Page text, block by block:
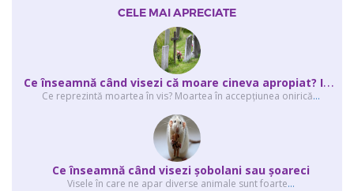
CELE MAI APRECIATE
C
e înseamnă când visezi că moare cineva apropiat? Interpretarea visului în ...
Ce reprezintă moartea în vis? Moartea în accepţiunea onirică...
Ce înseamnă când visezi şobolani sau şoareci
Visele în care ne apar diverse animale sunt foarte...